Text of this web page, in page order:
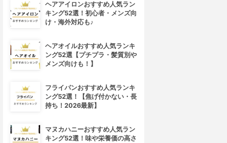
ヘアアイロンおすすめ人気ラン
キング52選！初心者・メンズ向
け・海外対応も♪
ヘアオイルおすすめ人気ランキ
ング52選【プチプラ・髪質別や
メンズ向けも！】
フライパンおすすめ人気ランキ
ング52選！【焦げ付かない・長
持ち！2026最新】
マヌカハニーおすすめ人気ラン
キング52選！味や栄養価の高さ